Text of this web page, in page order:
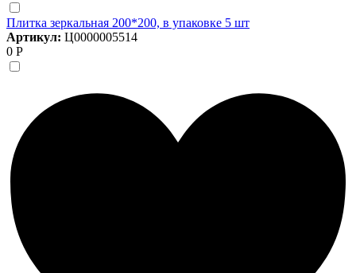
Плитка зеркальная 200*200, в упаковке 5 шт
Артикул: Ц0000005514
0 Р